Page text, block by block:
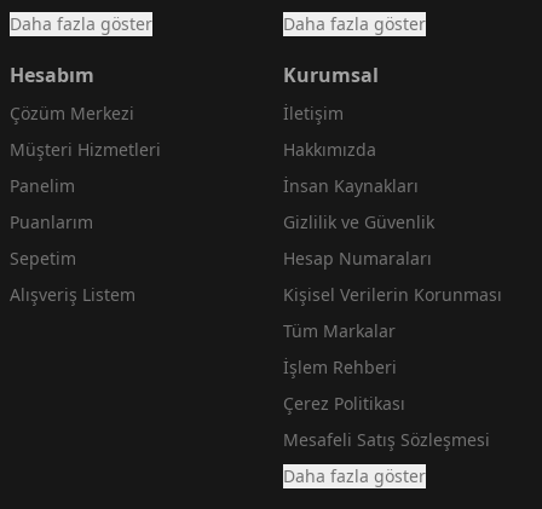
Daha fazla göster
Daha fazla göster
Hesabım
Çözüm Merkezi
Müşteri Hizmetleri
Panelim
Puanlarım
Sepetim
Alışveriş Listem
Kurumsal
İletişim
Hakkımızda
İnsan Kaynakları
Gizlilik ve Güvenlik
Hesap Numaraları
Kişisel Verilerin Korunması
Tüm Markalar
İşlem Rehberi
Çerez Politikası
Mesafeli Satış Sözleşmesi
Daha fazla göster